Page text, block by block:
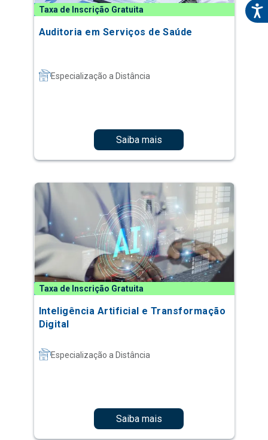
Taxa de Inscrição Gratuita
Auditoria em Serviços de Saúde
Especialização a Distância
Saiba mais
Taxa de Inscrição Gratuita
Inteligência Artificial e Transformação
Digital
Especialização a Distância
Saiba mais